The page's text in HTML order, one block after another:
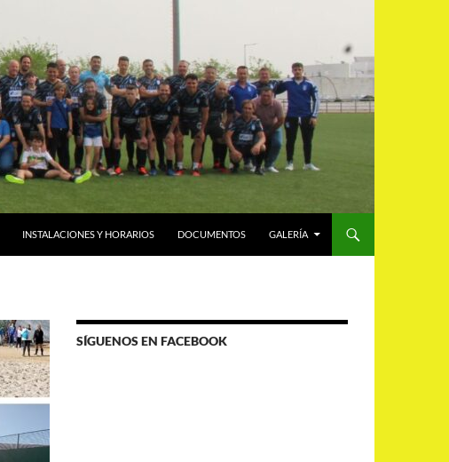
INSTALACIONES Y HORARIOS DOCUMENTOS GALERÍA
SÍGUENOS EN FACEBOOK